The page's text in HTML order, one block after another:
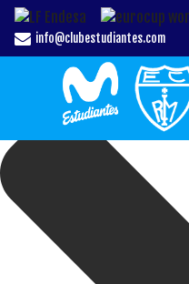
Gestionar el Consentimiento
info@clubestudiantes.com